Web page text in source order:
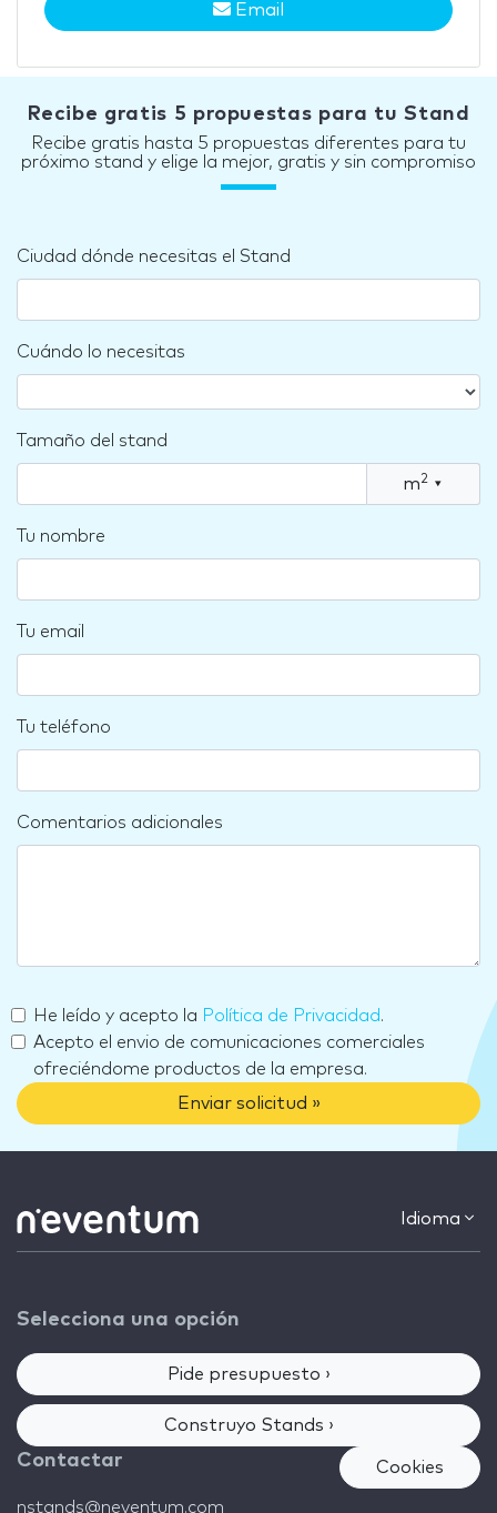
Email
Recibe gratis 5 propuestas para tu Stand
Recibe gratis hasta 5 propuestas diferentes para tu
próximo stand y elige la mejor, gratis y sin compromiso
Ciudad dónde necesitas el Stand
Cuándo lo necesitas
Tamaño del stand
m2 ▾
Tu nombre
Tu email
Tu teléfono
Comentarios adicionales
He leído y acepto la Política de Privacidad.
Acepto el envio de comunicaciones comerciales
ofreciéndome productos de la empresa.
Enviar solicitud »
Idioma
Selecciona una opción
Pide presupuesto ›
Construyo Stands ›
Contactar
nstands@neventum.com
Cookies